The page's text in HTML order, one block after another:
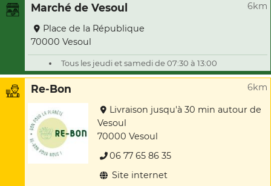
Marché de Vesoul 6km
Place de la République
70000 Vesoul
Tous les jeudi et samedi de 07:30 à 13:00
Re-Bon 6km
Livraison jusqu'à 30 min autour de
Vesoul
70000 Vesoul
06 77 65 86 35
Site internet